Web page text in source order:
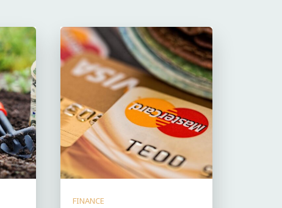
FINANCE